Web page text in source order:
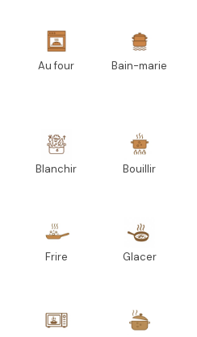
Au four Bain-marie
Blanchir Bouillir
Frire Glacer